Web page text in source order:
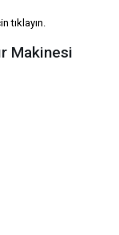
tıklayın.
Makinesi